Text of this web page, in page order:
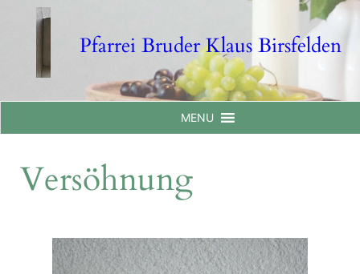
Pfarrei Bruder Klaus Birsfelden
MENU
Versöhnung